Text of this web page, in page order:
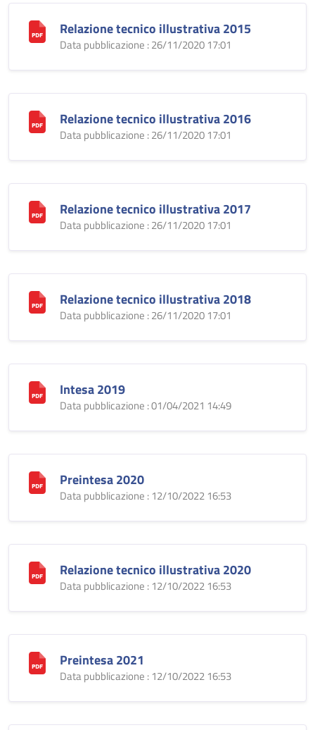
Relazione tecnico illustrativa 2015
Data pubblicazione : 26/11/2020 17:01
Relazione tecnico illustrativa 2016
Data pubblicazione : 26/11/2020 17:01
Relazione tecnico illustrativa 2017
Data pubblicazione : 26/11/2020 17:01
Relazione tecnico illustrativa 2018
Data pubblicazione : 26/11/2020 17:01
Intesa 2019
Data pubblicazione : 01/04/2021 14:49
Preintesa 2020
Data pubblicazione : 12/10/2022 16:53
Relazione tecnico illustrativa 2020
Data pubblicazione : 12/10/2022 16:53
Preintesa 2021
Data pubblicazione : 12/10/2022 16:53